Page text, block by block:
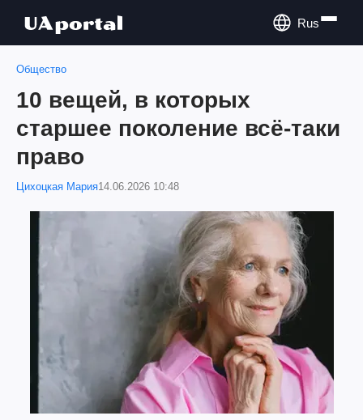
Rus
Общество
10 вещей, в которых
старшее поколение всё-таки
право
Цихоцкая Мария14.06.2026 10:48